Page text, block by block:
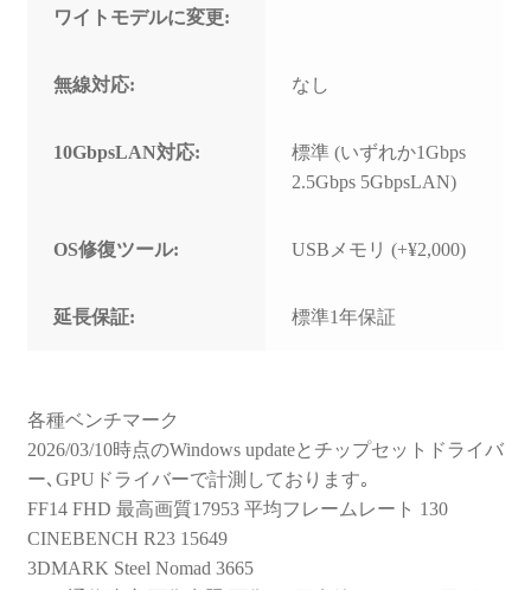
ワイトモデルに変更:
無線対応: なし
10GbpsLAN対応:
標準 (いずれか1Gbps
2.5Gbps 5GbpsLAN)
OS修復ツール: USBメモリ (+¥2,000)
延長保証: 標準1年保証
各種ベンチマーク
2026/03/10時点のWindows updateとチップセットドライバ
ー､GPUドライバーで計測しております｡
FF14 FHD 最高画質17953 平均フレームレート 130
CINEBENCH R23 15649
3DMARK Steel Nomad 3665